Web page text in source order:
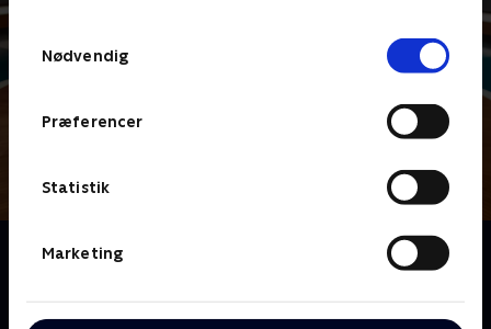
Nødvendig
Præferencer
Statistik
Marketing
Om Lykkehjulet
Gæt med, når Mikkel Kryger spinner 'Lykkehjulet', og